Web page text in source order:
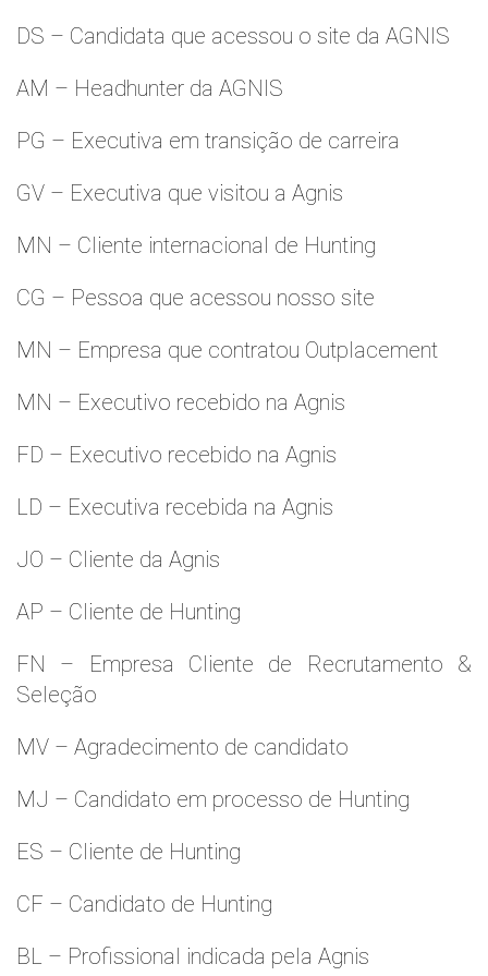
DS – Candidata que acessou o site da AGNIS
AM – Headhunter da AGNIS
PG – Executiva em transição de carreira
GV – Executiva que visitou a Agnis
MN – Cliente internacional de Hunting
CG – Pessoa que acessou nosso site
MN – Empresa que contratou Outplacement
MN – Executivo recebido na Agnis
FD – Executivo recebido na Agnis
LD – Executiva recebida na Agnis
JO – Cliente da Agnis
AP – Cliente de Hunting
FN – Empresa Cliente de Recrutamento &
Seleção
MV – Agradecimento de candidato
MJ – Candidato em processo de Hunting
ES – Cliente de Hunting
CF – Candidato de Hunting
BL – Profissional indicada pela Agnis